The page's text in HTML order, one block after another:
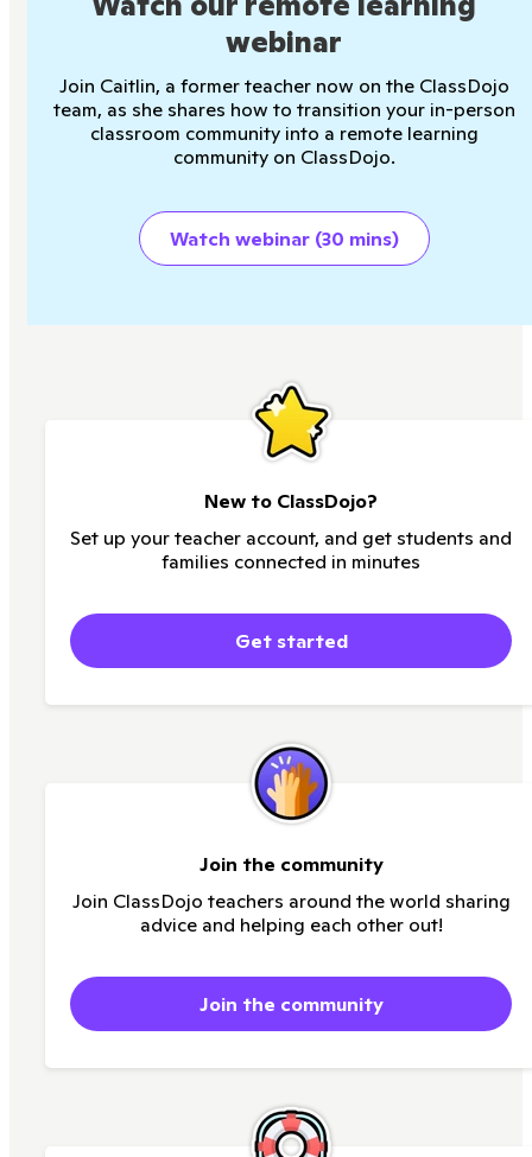
webinar
Join Caitlin, a former teacher now on the ClassDojo
team, as she shares how to transition your in-person
classroom community into a remote learning
community on ClassDojo.
Watch webinar (30 mins)
New to ClassDojo?
Set up your teacher account, and get students and
families connected in minutes
Get started
Join the community
Join ClassDojo teachers around the world sharing
advice and helping each other out!
Join the community